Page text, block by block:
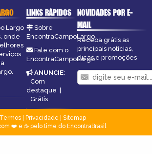
Largo
onde
LINKS RÁPIDOS
Sobre
EncontraCampoLargo
Fale com o
EncontraCampoLargo
ANUNCIE:
Com
destaque |
Grátis
NOVIDADES POR E-
MAIL
Receba grátis as
principais notícias,
dicas e promoções
Termos| Privacidade
Sitemap
❤️ e ☕ pelo time do EncontraBrasil